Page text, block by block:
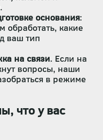
основания:
обработать, какие
ваш тип
на связи. Если на
вопросы, наши
в режиме
что у вас